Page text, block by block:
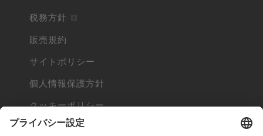
税務方針
販売規約
サイトポリシー
個人情報保護方針
クッキーポリシー
Cookieとは